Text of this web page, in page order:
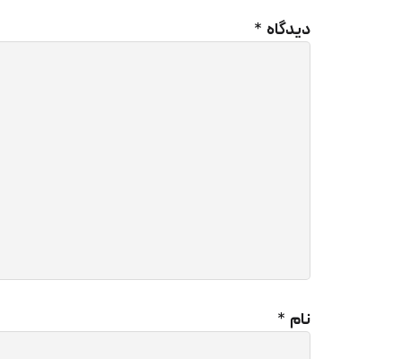
دیدگاه *
نام *